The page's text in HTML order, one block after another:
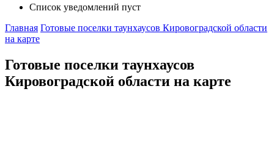
Список уведомлений пуст
Главная Готовые поселки таунхаусов Кировоградской области
на карте
Готовые поселки таунхаусов
Кировоградской области на карте